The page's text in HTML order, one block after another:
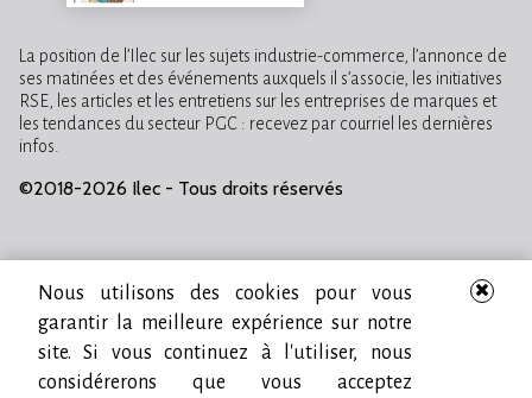
La position de l’Ilec sur les sujets industrie-commerce, l’annonce de
ses matinées et des événements auxquels il s’associe, les initiatives
RSE, les articles et les entretiens sur les entreprises de marques et
les tendances du secteur PGC : recevez par courriel les dernières
infos.
©2018-2026 Ilec - Tous droits réservés
Nous utilisons des cookies pour vous
garantir la meilleure expérience sur notre
site. Si vous continuez à l'utiliser, nous
considérerons que vous acceptez